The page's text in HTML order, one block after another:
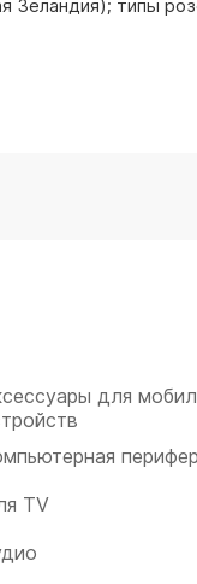
Зеландия); типы
для
TV